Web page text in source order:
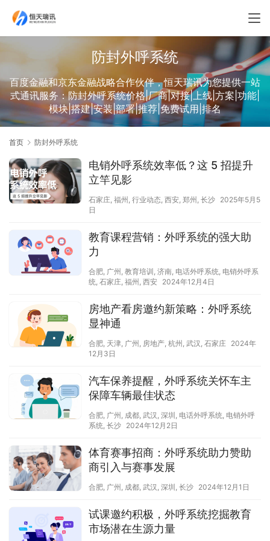
防封外呼系统
百度金融和京东金融战略合作伙伴，恒天瑞讯为您提供一站
式通讯服务：防封外呼系统价格|厂商|对接|上线|方案|功能|
模块|搭建|安装|部署|推荐|免费试用|排名
首页 防封外呼系统
电销外呼系统效率低？这 5 招提升
立竿见影
石家庄, 福州 , 行业动态, 西安, 郑州 , 长沙 2025年5月5
日
教育课程营销：外呼系统的强大助
力
合肥, 广州 , 教育培训 , 济南, 电话外呼系统, 电销外呼系
统, 石家庄, 福州 , 西安 2024年12月4日
房地产看房邀约新策略：外呼系统
显神通
合肥, 天津, 广州 , 房地产, 杭州 , 武汉 , 石家庄 2024年
12月3日
汽车保养提醒，外呼系统关怀车主
保障车辆最佳状态
合肥, 广州 , 成都, 武汉 , 深圳 , 电话外呼系统, 电销外呼
系统, 长沙 2024年12月2日
体育赛事招商：外呼系统助力赞助
商引入与赛事发展
合肥, 广州 , 成都, 武汉 , 深圳 , 长沙 2024年12月1日
试课邀约积极，外呼系统挖掘教育
市场潜在生源力量